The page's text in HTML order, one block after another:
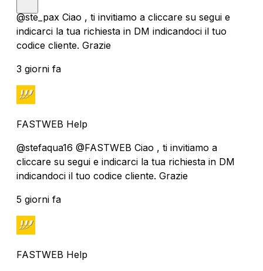
@ste_pax Ciao , ti invitiamo a cliccare su segui e
indicarci la tua richiesta in DM indicandoci il tuo
codice cliente. Grazie
3 giorni fa
FASTWEB Help
@stefaqua16 @FASTWEB Ciao , ti invitiamo a
cliccare su segui e indicarci la tua richiesta in DM
indicandoci il tuo codice cliente. Grazie
5 giorni fa
FASTWEB Help